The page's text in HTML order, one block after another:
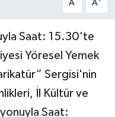
A A
Saat: 15.30'te
Yöresel Yemek
Sergisi'nin
İl Kültür ve
Saat: